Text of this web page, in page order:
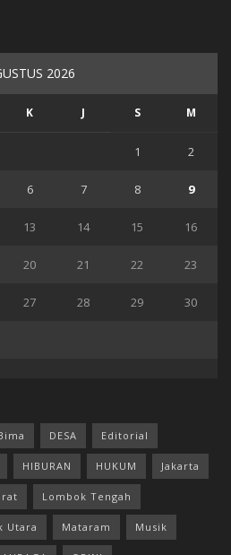
2026
K J S M
1 2
6 7 8 9
13 14 15 16
20 21 22 23
27 28 29 30
DESA Editorial
HIBURAN HUKUM Jakarta
Lombok Tengah
Utara Mataram Musik